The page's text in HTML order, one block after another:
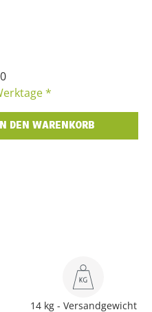
*
den gewünschten
IN DEN WARENKORB
14 kg - Versandgewicht